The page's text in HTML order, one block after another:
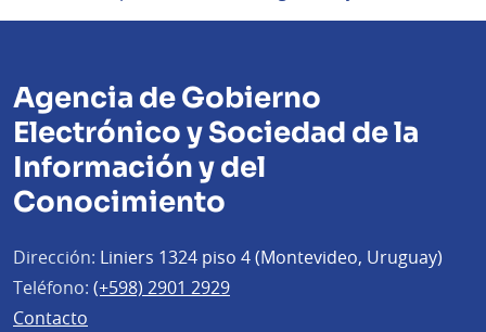
Agencia de Gobierno
Electrónico y Sociedad de la
Información y del
Conocimiento
Dirección: Liniers 1324 piso 4 (Montevideo, Uruguay)
Teléfono: (+598) 2901 2929
Contacto